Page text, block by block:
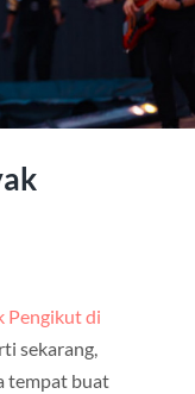
Pengikut di
sekarang,
tempat buat